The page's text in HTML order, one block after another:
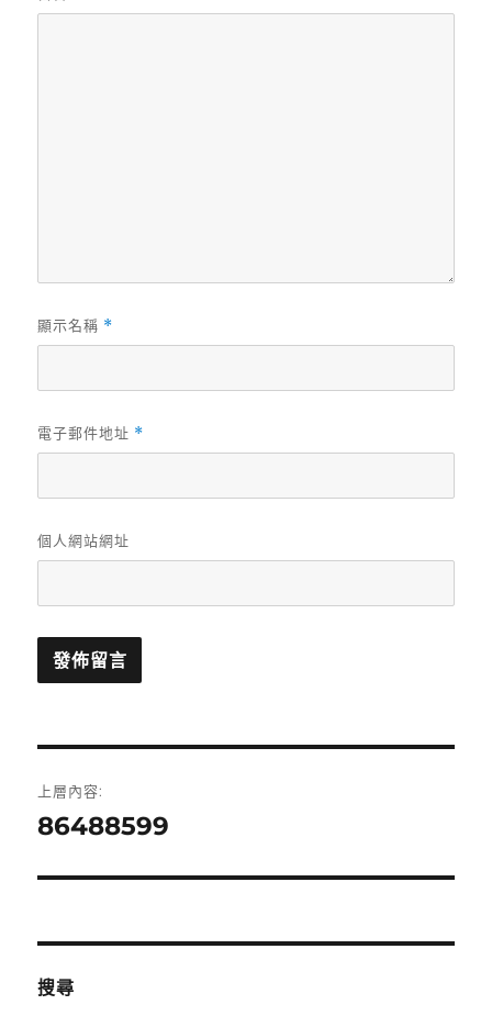
顯示名稱 *
電子郵件地址 *
個人網站網址
章
上層內容:
86488599
搜尋